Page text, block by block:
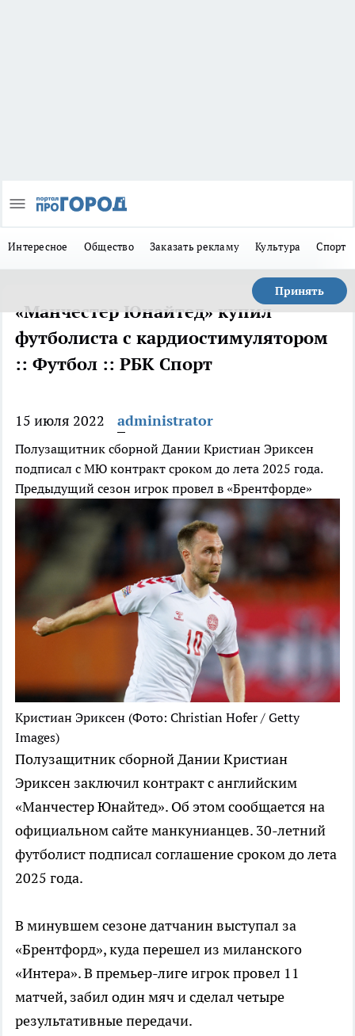
Интересное Общество Заказать рекламу Культура Спорт
Принять
«Манчестер Юнайтед» купил
футболиста с кардиостимулятором
:: Футбол :: РБК Спорт
15 июля 2022 administrator
Полузащитник сборной Дании Кристиан Эриксен
подписал с МЮ контракт сроком до лета 2025 года.
Предыдущий сезон игрок провел в «Брентфорде»
Кристиан Эриксен (Фото: Christian Hofer / Getty
Images)
Полузащитник сборной Дании Кристиан
Эриксен заключил контракт с английским
«Манчестер Юнайтед». Об этом сообщается на
официальном сайте манкунианцев. 30-летний
футболист подписал соглашение сроком до лета
2025 года.
В минувшем сезоне датчанин выступал за
«Брентфорд», куда перешел из миланского
«Интера». В премьер-лиге игрок провел 11
матчей, забил один мяч и сделал четыре
результативные передачи.